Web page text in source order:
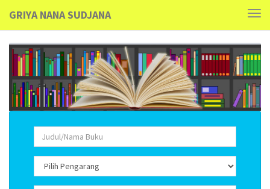
GRIYA NANA SUDJANA